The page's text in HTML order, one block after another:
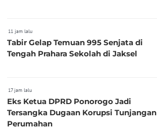
11 jam lalu
Tabir Gelap Temuan 995 Senjata di
Tengah Prahara Sekolah di Jaksel
17 jam lalu
Eks Ketua DPRD Ponorogo Jadi
Tersangka Dugaan Korupsi Tunjangan
Perumahan